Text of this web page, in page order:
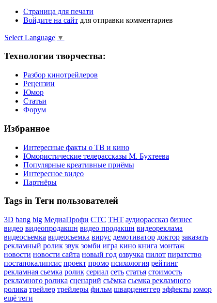
Страница для печати
Войдите на сайт для отправки комментариев
Select Language ▼
Технологии творчества:
Разбор кинотрейлеров
Рецензии
Юмор
Статьи
Форум
Избранное
Интересные факты о ТВ и кино
Юмористические телерассказы М. Бухтеева
Популярные креативные приёмы
Интересное видео
Партнёры
Tags in Теги пользователей
3D bang big МедиаПрофи СТС ТНТ аудиорассказ бизнес
видео видеопродакшн видео продакшн видеореклама
видеосъемка видеосьемка вирус демотиватор доктор заказать
рекламный ролик звук зомби игра кино книга монтаж
новости новости сайта новый год озвучка пилот пиратство
постапокалипсис проект промо психология рейтинг
рекламная сьемка ролик сериал сеть статья стоимость
рекламного ролика сценарий съёмка сьемка рекламного
ролика трейлер трейлеры фильм шварценеггер эффекты юмор
ещё теги